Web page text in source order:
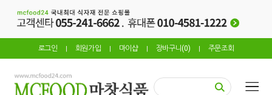
로그인 회원가입 마이샵 장바구니(0) 주문조회